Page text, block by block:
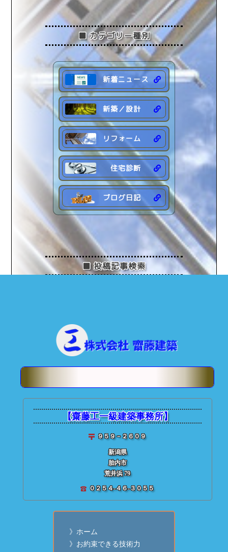
2023年3月(1)
2023年2月 (1)
2023年1月(1)
2022年 (7)
■ カテゴリー種別
新着ニュース
新築／設計
リフォーム
住宅診断
ブログ日記
■ 投稿記事検索
★ 齋藤建築【個別投稿記事
【齋藤工一級建築事務所】
９５９－２６０９
新潟県
胎内市
荒井浜 79
０２５４-４６-３０５５
》ホーム
》お約束できる技術力